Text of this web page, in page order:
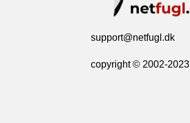
support@netfugl.dk
copyright © 2002-2023